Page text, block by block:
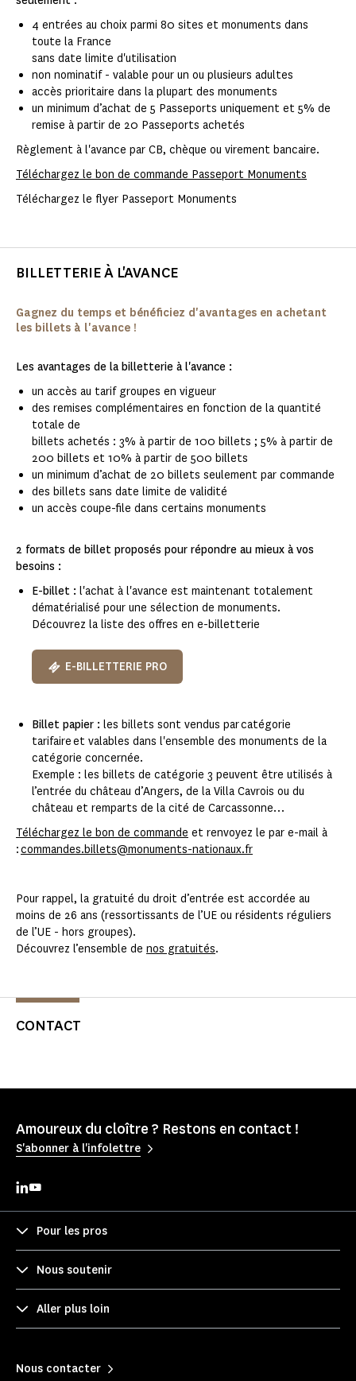
4 entrées au choix parmi 80 sites et monuments dans
toute la France
sans date limite d'utilisation
non nominatif - valable pour un ou plusieurs adultes
accès prioritaire dans la plupart des monuments
un minimum d’achat de 5 Passeports uniquement et 5% de
remise à partir de 20 Passeports achetés
Règlement à l'avance par CB, chèque ou virement bancaire.
Téléchargez le bon de commande Passeport Monuments
Téléchargez le flyer Passeport Monuments
BILLETTERIE À L'AVANCE
Gagnez du temps et bénéficiez d'avantages en achetant
les billets à l'avance !
Les avantages de la billetterie à l'avance :
un accès au tarif groupes en vigueur
des remises complémentaires en fonction de la quantité
totale de
billets achetés : 3% à partir de 100 billets ; 5% à partir de
200 billets et 10% à partir de 500 billets
un minimum d’achat de 20 billets seulement par commande
des billets sans date limite de validité
un accès coupe-file dans certains monuments
2 formats de billet proposés pour répondre au mieux à vos
besoins :
E-billet : l'achat à l'avance est maintenant totalement
dématérialisé pour une sélection de monuments.
Découvrez la liste des offres en e-billetterie
E-BILLETTERIE PRO
Billet papier : les billets sont vendus par catégorie
tarifaire et valables dans l'ensemble des monuments de la
catégorie concernée.
Exemple : les billets de catégorie 3 peuvent être utilisés à
l’entrée du château d’Angers, de la Villa Cavrois ou du
château et remparts de la cité de Carcassonne…
Téléchargez le bon de commande et renvoyez le par e-mail à
:commandes.billets@monuments-nationaux.fr
Pour rappel, la gratuité du droit d’entrée est accordée au
moins de 26 ans (ressortissants de l’UE ou résidents réguliers
de l’UE - hors groupes).
Découvrez l’ensemble de nos gratuités.
CONTACT
Amoureux du cloître ? Restons en contact !
S'abonner à l'infolettre
Pour les pros
Nous soutenir
Aller plus loin
Nous contacter